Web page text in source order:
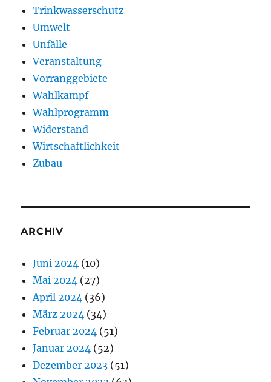
Trinkwasserschutz
Umwelt
Unfälle
Veranstaltung
Vorranggebiete
Wahlkampf
Wahlprogramm
Widerstand
Wirtschaftlichkeit
Zubau
ARCHIV
Juni 2024 (10)
Mai 2024 (27)
April 2024 (36)
März 2024 (34)
Februar 2024 (51)
Januar 2024 (52)
Dezember 2023 (51)